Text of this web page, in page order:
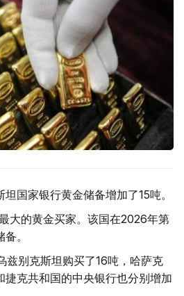
国家银行黄金储备增加了15吨。
大的黄金买家。该国在2026年第
。
兹别克斯坦购买了16吨，哈萨克
捷克共和国的中央银行也分别增加